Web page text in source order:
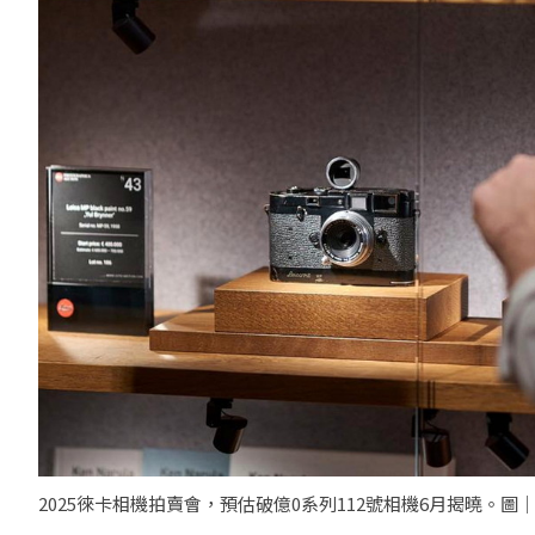
2025徠卡相機拍賣會，預估破億0系列112號相機6月揭曉。圖